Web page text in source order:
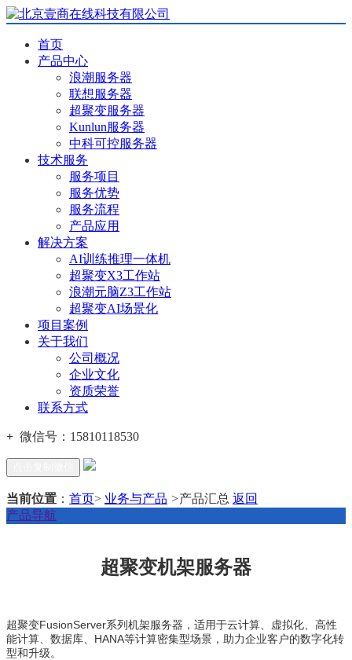
首页
产品中心
浪潮服务器
联想服务器
超聚变服务器
Kunlun服务器
中科可控服务器
技术服务
服务项目
服务优势
服务流程
产品应用
解决方案
AI训练推理一体机
超聚变X3工作站
浪潮元脑Z3工作站
超聚变AI场景化
项目案例
关于我们
公司概况
企业文化
资质荣誉
联系方式
+ 微信号： 15810118530
当前位置 ： 首页> 业务与产品 >产品汇总 返回
产品导航
超聚变机架服务器
超聚变FusionServer系列机架服务器，适用于云计算、虚拟化、高性
能计算、数据库、HANA等计算密集型场景，助力企业客户的数字化转
型和升级。